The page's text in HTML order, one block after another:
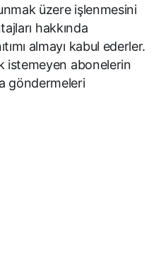
üzere işlenmesini
hakkında
almayı kabul ederler.
istemeyen abonelerin
göndermeleri